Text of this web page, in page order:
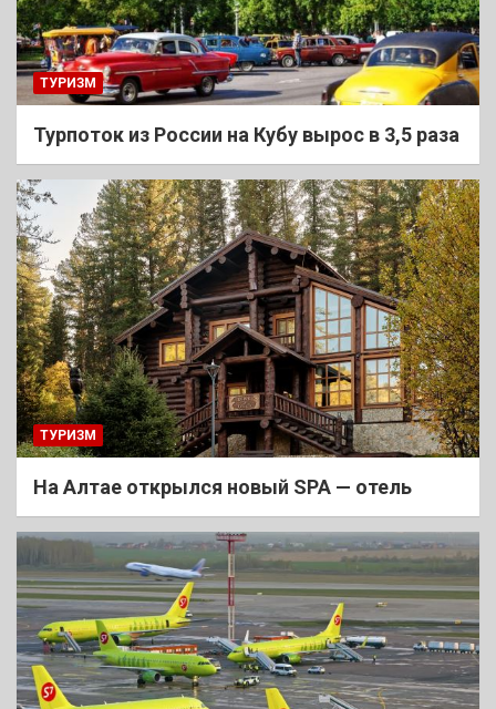
ТУРИЗМ
Турпоток из России на Кубу вырос в 3,5 раза
ТУРИЗМ
На Алтае открылся новый SPA — отель